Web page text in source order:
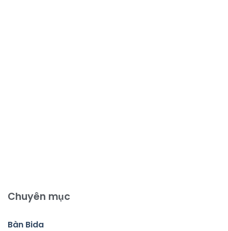
Chuyên mục
Bàn Bida